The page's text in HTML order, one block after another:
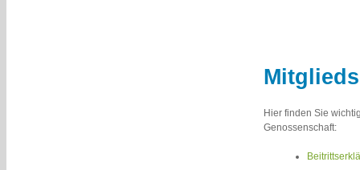
Hier finden Sie
Genossenschaft: